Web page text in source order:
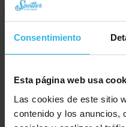
Consentimiento
Esta página web usa
Las cookies de este sitio
contenido y los anuncios,